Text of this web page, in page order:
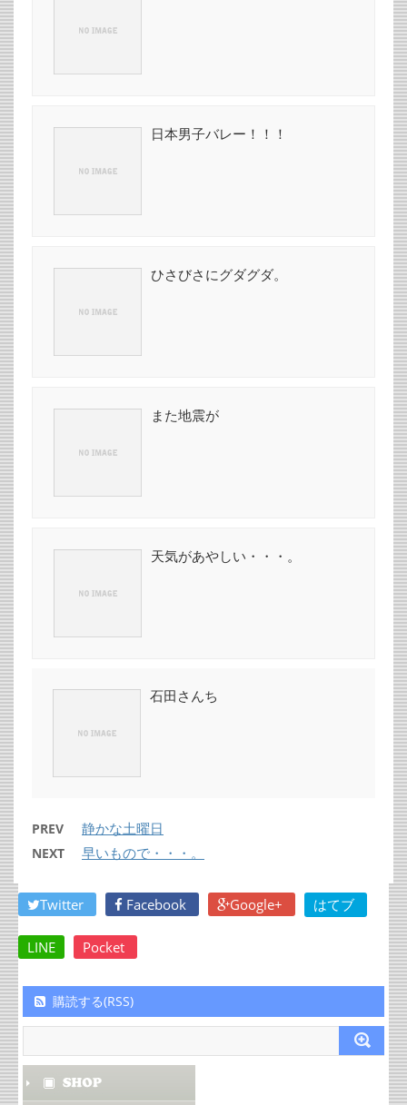
日本男子バレー！！！
ひさびさにグダグダ。
また地震が
天気があやしい・・・。
石田さんち
PREV 静かな土曜日
NEXT 早いもので・・・。
Twitter Facebook Google+ はてブ
LINE Pocket
購読する(RSS)